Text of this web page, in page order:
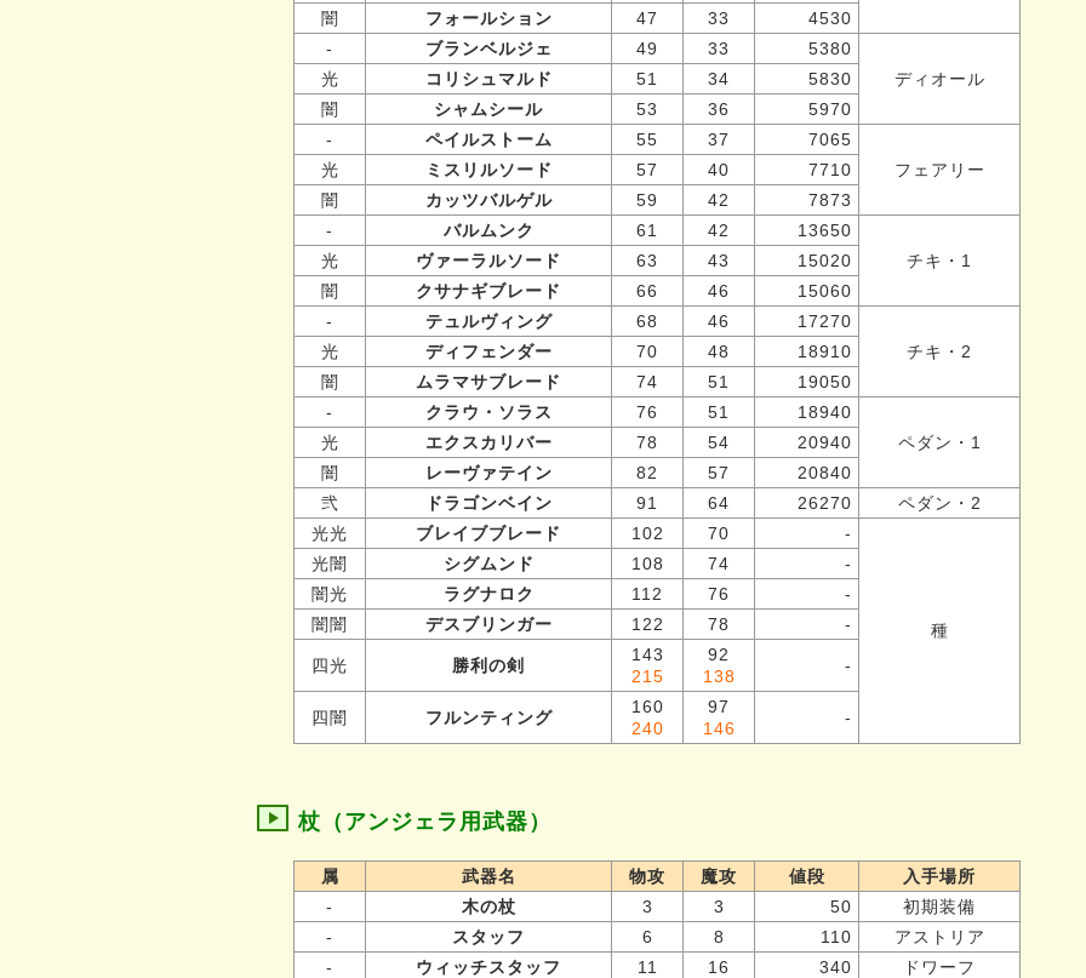
闇
フォールション 47 33
4530
-
ブランベルジェ 49 33
5380
ディオール
光 コリシュマルド 51 34
5830
闇
シャムシール 53 36
5970
-
ペイルストーム 55 37
7065
フェアリー
光 ミスリルソード 57 40
7710
闇
カッツバルゲル 59 42
7873
-
バルムンク 61 42
13650
チキ・1
光 ヴァーラルソード 63 43
15020
闇
クサナギブレード 66 46
15060
-
テュルヴィング 68 46
17270
チキ・2
光 ディフェンダー 70 48
18910
闇
ムラマサブレード 74 51
19050
-
クラウ・ソラス 76 51
18940
ペダン・1
光 エクスカリバー 78 54
20940
闇
レーヴァテイン 82 57
20840
弐
ドラゴンベイン 91 64 26270
ペダン・2
光光
ブレイブブレード 102 70 -
種
光闇 シグムンド 108 74
-
闇光
ラグナロク 112 76
-
闇闇
デスブリンガー 122 78 -
四光 勝利の剣
143
215
92
138
-
四闇 フルンティング
160
240
97
146
-
杖（アンジェラ用武器）
属 武器名 物攻 魔攻 値段
入手場所
-
木の杖 3 3 50
初期装備
-
スタッフ 6 8 110
アストリア
-
ウィッチスタッフ 11 16 340
ドワーフ